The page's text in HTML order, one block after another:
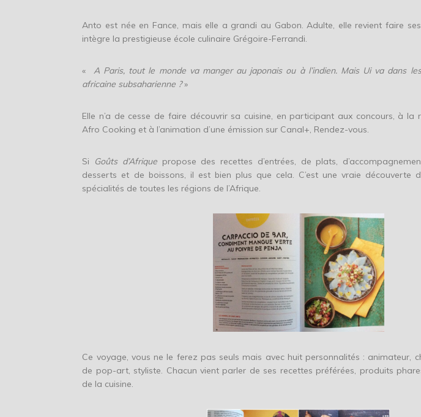
Anto est née en Fance, mais elle a grandi au Gabon. Adulte, elle revient faire
intègre la prestigieuse école culinaire Grégoire-Ferrandi.
« A Paris, tout le monde va manger au japonais ou à l’indien. Mais Ui va dans
africaine subsaharienne ?»
Elle n’a de cesse de faire découvrir sa cuisine, en participant aux concours, à la
Afro Cooking et à l’animation d’une émission sur Canal+, Rendez-vous.
Si Goûts d’Afriquepropose des recettes d’entrées, de plats,
desserts et de boissons, il est bien plus que cela. C’est une vraie découverte
spécialités de toutes les régions de l’Afrique.
Ce voyage, vous ne le ferez pas seuls mais avec huit personnalités : animateur,
de pop-art, styliste. Chacun vient parler de ses recettes préférées, produits
de la cuisine.